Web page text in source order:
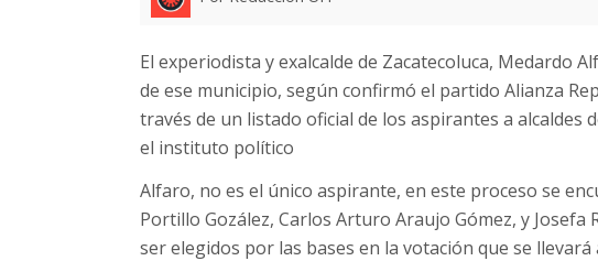
El experiodista y exalcalde de Zacatecoluca, Medardo
de ese municipio, según confirmó el partido Alianza
través de un listado oficial de los aspirantes a
el instituto político
Alfaro, no es el único aspirante, en este proceso se
Portillo Gozález, Carlos Arturo Araujo Gómez, y Josefa
ser elegidos por las bases en la votación que se